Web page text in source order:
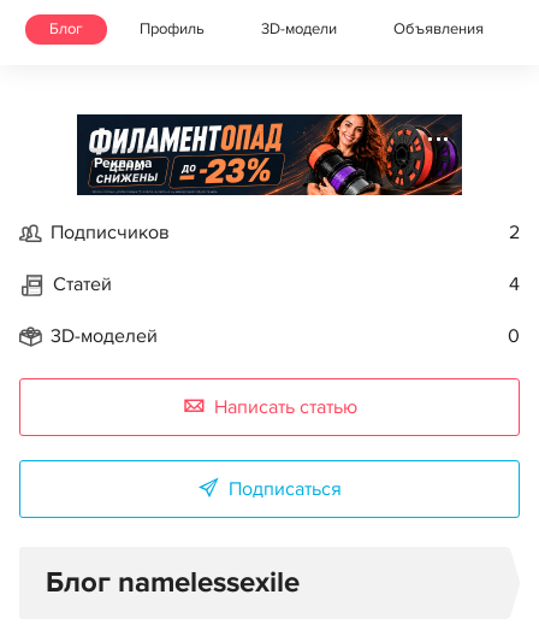
Блог Профиль 3D-модели Объявления
Реклама
Подписчиков 2
Статей 4
3D-моделей 0
Написать статью
Подписаться
Блог namelessexile